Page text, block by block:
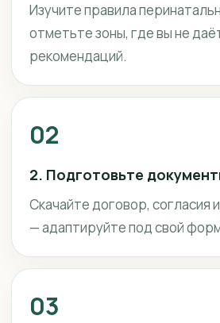
Изучите правила
отметьте зоны, где вы не
рекомендаций.
02
2. Подготовьте
Скачайте договор, согласия
— адаптируйте под свой
03